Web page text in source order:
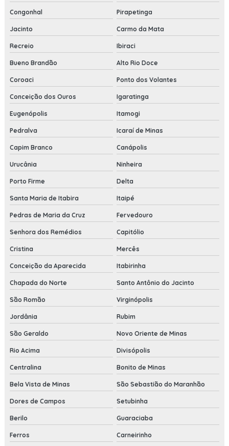
Congonhal Pirapetinga
Jacinto Carmo da Mata
Recreio Ibiraci
Bueno Brandão Alto Rio Doce
Coroaci Ponto dos Volantes
Conceição dos Ouros Igaratinga
Eugenópolis Itamogi
Pedralva Icaraí de Minas
Capim Branco Canápolis
Urucânia Ninheira
Porto Firme Delta
Santa Maria de Itabira Itaipé
Pedras de Maria da Cruz Fervedouro
Senhora dos Remédios Capitólio
Cristina Mercês
Conceição da Aparecida Itabirinha
Chapada do Norte Santo Antônio do Jacinto
São Romão Virginópolis
Jordânia Rubim
São Geraldo Novo Oriente de Minas
Rio Acima Divisópolis
Centralina Bonito de Minas
Bela Vista de Minas São Sebastião do Maranhão
Dores de Campos Setubinha
Berilo Guaraciaba
Ferros Carneirinho